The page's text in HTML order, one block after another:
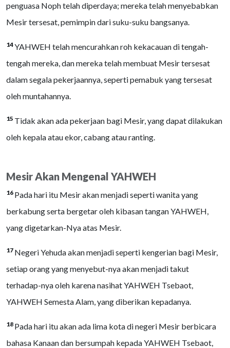
penguasa Noph telah diperdaya; mereka telah menyebabkan
Mesir tersesat, pemimpin dari suku-suku bangsanya.
14YAHWEH telah mencurahkan roh kekacauan di tengah-
tengah mereka, dan mereka telah membuat Mesir tersesat
dalam segala pekerjaannya, seperti pemabuk yang tersesat
oleh muntahannya.
15 Tidak akan ada pekerjaan bagi Mesir, yang dapat dilakukan
oleh kepala atau ekor, cabang atau ranting.
Mesir Akan Mengenal YAHWEH
16 Pada hari itu Mesir akan menjadi seperti wanita yang
berkabung serta bergetar oleh kibasan tangan YAHWEH,
yang digetarkan-Nya atas Mesir.
17 Negeri Yehuda akan menjadi seperti kengerian bagi Mesir,
setiap orang yang menyebut-nya akan menjadi takut
terhadap-nya oleh karena nasihat YAHWEH Tsebaot,
YAHWEH Semesta Alam, yang diberikan kepadanya.
18 Pada hari itu akan ada lima kota di negeri Mesir berbicara
bahasa Kanaan dan bersumpah kepada YAHWEH Tsebaot,